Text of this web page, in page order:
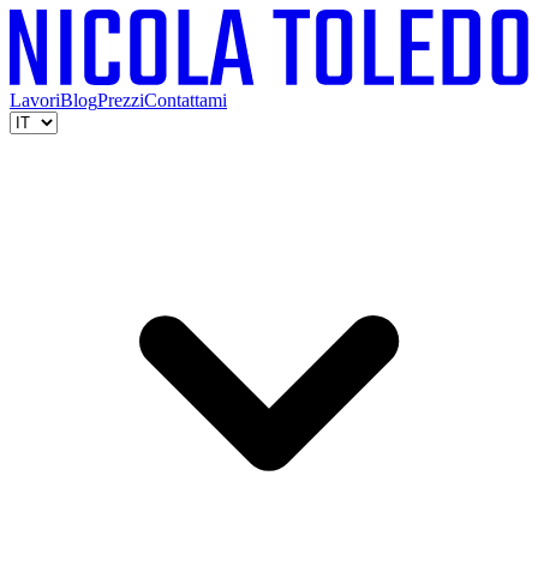
LavoriBlogPrezziContattami